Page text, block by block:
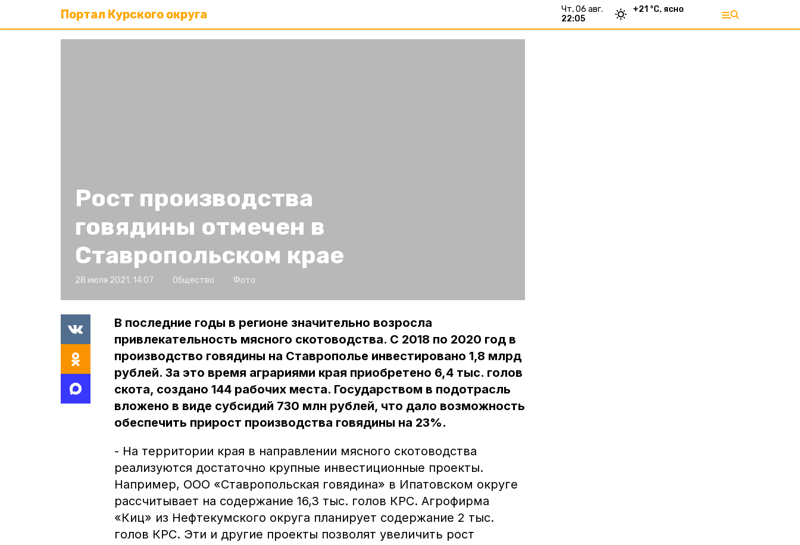
Портал Курского округа
чт, 06 авг.
22:05
+21 °С, ясно
Рост производства
говядины отмечен в
Ставропольском крае
28 июля 2021, 14:07 Общество Фото:
В последние годы в регионе значительно возросла
привлекательность мясного скотоводства. С 2018 по 2020 год в
производство говядины на Ставрополье инвестировано 1,8 млрд
рублей. За это время аграриями края приобретено 6,4 тыс. голов
скота, создано 144 рабочих места. Государством в подотрасль
вложено в виде субсидий 730 млн рублей, что дало возможность
обеспечить прирост производства говядины на 23%.
- На территории края в направлении мясного скотоводства
реализуются достаточно крупные инвестиционные проекты.
Например, ООО «Ставропольская говядина» в Ипатовском округе
рассчитывает на содержание 16,3 тыс. голов КРС. Агрофирма
«Киц» из Нефтекумского округа планирует содержание 2 тыс.
голов КРС. Эти и другие проекты позволят увеличить рост